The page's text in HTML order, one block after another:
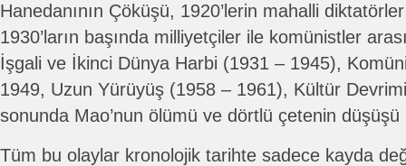
Hanedanının Çöküşü, 1920’lerin mahalli
1930’ların başında milliyetçiler ile komünistler
İşgali ve İkinci Dünya Harbi (1931 – 1945),
1949, Uzun Yürüyüş (1958 – 1961), Kültür
sonunda Mao’nun ölümü ve dörtlü çetenin düşüşü
Tüm bu olaylar kronolojik tarihte sadece kayda